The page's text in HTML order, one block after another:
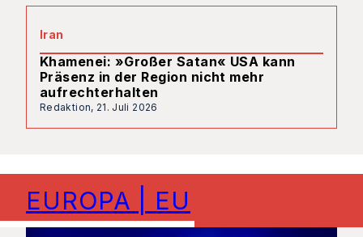
Iran
Khamenei: »Großer Satan« USA kann
Präsenz in der Region nicht mehr
aufrechterhalten
Redaktion, 21. Juli 2026
EUROPA | EU